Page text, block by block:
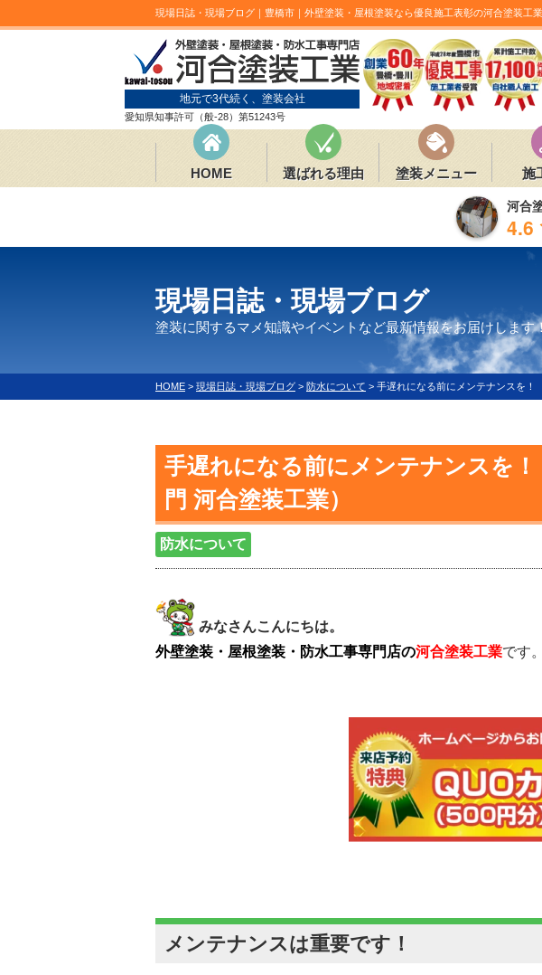
現場日誌・現場ブログ｜豊橋市｜外壁塗装・屋根塗装なら優良施工表彰の河合塗装工業
地元で3代続く、塗装会社
愛知県知事許可（般-28）第51243号
HOME 選ばれる理由 塗装メニュー 施
河合
4.6
現場日誌・現場ブログ
塗装に関するマメ知識やイベントなど最新情報をお届けします
HOME > 現場日誌・現場ブログ > 防水について > 手遅れになる前にメンテナンスを！
手遅れになる前にメンテナンスを
門 河合塗装工業）
防水について
みなさんこんにちは。
外壁塗装・屋根塗装・防水工事専門店の河合塗装工業です。
メンテナンスは重要です！